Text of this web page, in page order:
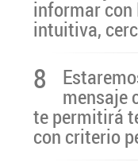
informar con
intuitiva,
8 mensaje
te permitirá
con criterio